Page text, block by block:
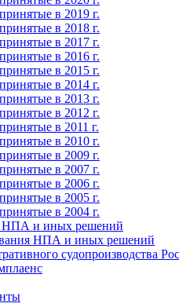
в 2019 г.
в 2018 г.
в 2017 г.
в 2016 г.
в 2015 г.
в 2014 г.
в 2013 г.
в 2012 г.
в 2011 г.
в 2010 г.
в 2009 г.
в 2007 г.
в 2006 г.
в 2005 г.
в 2004 г.
НПА и иных решений
НПА и иных решений
судопроизводства